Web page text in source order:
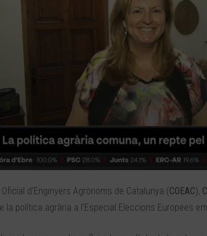
d’Enginyers Agrònoms de Catalunya (COEAC),
la política agrària a l’Especial Eleccions Europees